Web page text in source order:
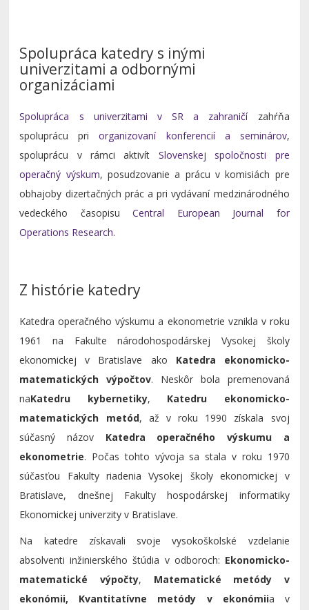
Spolupráca katedry s inými
univerzitami a odbornými
organizáciami
Spolupráca s univerzitami v SR a zahraničízahŕňa
spoluprácu priorganizovaní konferencií a seminárov,
spoluprácu v rámci aktivít Slovenskej spoločnosti pre
operačný výskum, posudzovanie a prácu v komisiách pre
obhajoby dizertačných prác a pri vydávaní medzinárodného
vedeckého časopisuCentral European Journal for
Operations Research.
Z histórie katedry
Katedra operačného výskumu a ekonometrie vznikla v roku
1961 na Fakulte národohospodárskej Vysokej školy
ekonomickej v Bratislave ako Katedra ekonomicko-
matematických výpočtov. Neskôr bola premenovaná
naKatedru kybernetiky, Katedru ekonomicko-
matematických metód, až v roku 1990 získala svoj
súčasný názov Katedra operačného výskumu a
ekonometrie. Počas tohto vývoja sa stala v roku 1970
súčasťou Fakulty riadenia Vysokej školy ekonomickej v
Bratislave, dnešnej Fakulty hospodárskej informatiky
Ekonomickej univerzity v Bratislave.
Na katedre získavali svoje vysokoškolské vzdelanie
absolventi inžinierského štúdia v odboroch: Ekonomicko-
matematické výpočty, Matematické metódy v
ekonómii, Kvantitatívne metódy v ekonómiia v